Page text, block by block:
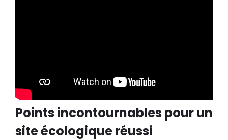
Points incontournables pour un
site écologique réussi